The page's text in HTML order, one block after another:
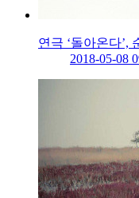
연극 ‘돌아온다’,
2018-05-08